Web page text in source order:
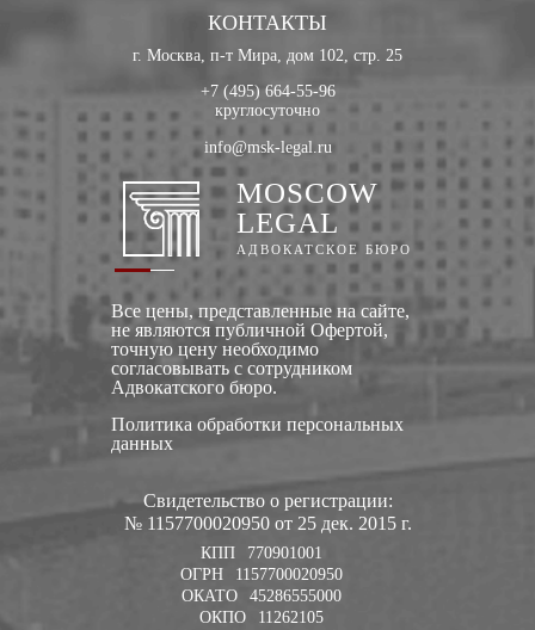
MOSCOW
LEGAL
АДВОКАТСКОЕ БЮРО
Все цены, представленные на сайте,
не являются публичной Офертой,
точную цену необходимо
согласовывать с сотрудником
Адвокатского бюро.
Политика обработки персональных
данных
Свидетельство о регистрации:
№ 1157700020950 от 25 дек. 2015 г.
КПП
770901001
ОГРН
1157700020950
ОКАТО
45286555000
ОКПО
11262105
КОНТАКТЫ
г. Москва, п-т Мира, дом 102, стр. 25
+7 (495) 664-55-96
круглосуточно
info@msk-legal.ru